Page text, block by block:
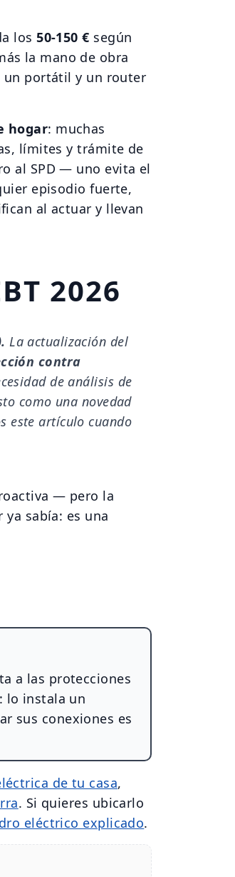
los50-150 € según
la mano de obra
un portátil y un router
hogar: muchas
límites y trámite de
al SPD — uno evita el
episodio fuerte,
al actuar y llevan
2026
La actualización del
contra
de análisis de
como una novedad
este artículo cuando
— pero la
sabía: es una
a las protecciones
lo instala un
sus conexiones es
de tu casa,
. Si quieres ubicarlo
eléctrico explicado.